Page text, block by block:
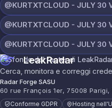
LeakRadar
Cerca, monitora e correggi
Radar Forge SASU
60 rue François 1er, 75008 Parigi,
Conforme GDPR Hosting